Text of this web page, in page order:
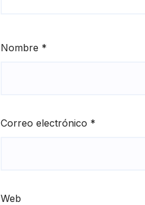
Nombre *
Correo electrónico *
Web